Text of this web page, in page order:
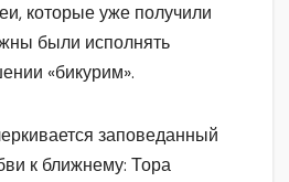
которые уже получили
были исполнять
«бикурим».
заповеданный
к ближнему: Тора